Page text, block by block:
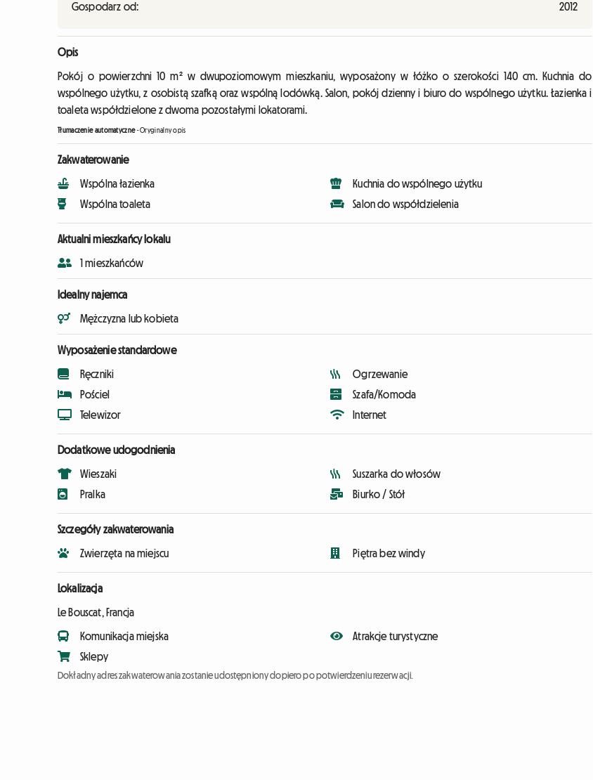
Gospodarz od:
2012
Opis
Pokój o powierzchni 10 m² w dwupoziomowym mieszkaniu, wyposażony w łóżko o szerokości 140 cm. Kuchnia do
wspólnego użytku, z osobistą szafką oraz wspólną lodówką. Salon, pokój dzienny i biuro do wspólnego użytku. Łazienka i
toaleta współdzielone z dwoma pozostałymi lokatorami.
Tłumaczenie automatyczne-Oryginalny opis
Zakwaterowanie
Wspólna łazienka
Wspólna toaleta
Kuchnia do wspólnego użytku
Salon do współdzielenia
Aktualni mieszkańcy lokalu
1 mieszkańców
Idealny najemca
Mężczyzna lub kobieta
Wyposażenie standardowe
Ręczniki
Pościel
Telewizor
Ogrzewanie
Szafa/Komoda
Internet
Dodatkowe udogodnienia
Wieszaki
Pralka
Suszarka do włosów
Biurko / Stół
Szczegóły zakwaterowania
Zwierzęta na miejscu Piętra bez windy
Lokalizacja
Le Bouscat, Francja
Komunikacja miejska
Sklepy
Atrakcje turystyczne
Dokładny adres zakwaterowania zostanie udostępniony dopiero po potwierdzeniu rezerwacji.